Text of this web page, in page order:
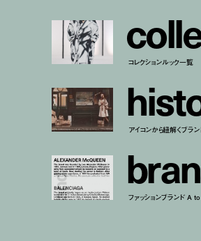
coll
コレクションルック一覧
hist
アイコンから紐解くブラン
bran
ファッションブランド A